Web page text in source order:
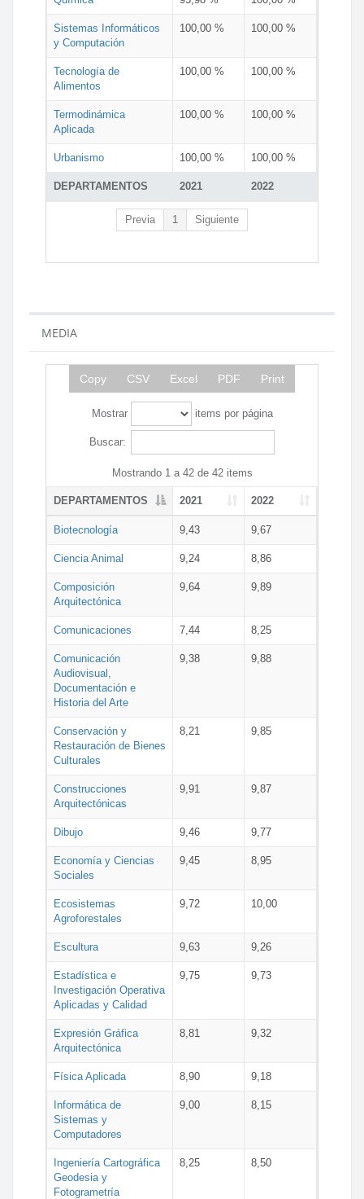
DEPARTAMENTOS 2021 2022
Sistemas Informáticos
y Computación
100,00 % 100,00 %
Tecnología de
Alimentos
100,00 % 100,00 %
Termodinámica
Aplicada
100,00 % 100,00 %
Urbanismo 100,00 % 100,00 %
Previa 1 Siguiente
MEDIA
Copy CSV Excel PDF Print
Mostrar items por página
Buscar:
Mostrando 1 a 42 de 42 items
DEPARTAMENTOS 2021 2022
Biotecnología 9,43 9,67
Ciencia Animal 9,24 8,86
Composición
Arquitectónica
9,64 9,89
Comunicaciones 7,44 8,25
Comunicación
Audiovisual,
Documentación e
Historia del Arte
9,38 9,88
Conservación y
Restauración de Bienes
Culturales
8,21 9,85
Construcciones
Arquitectónicas
9,91 9,87
Dibujo 9,46 9,77
Economía y Ciencias
Sociales
9,45 8,95
Ecosistemas
Agroforestales
9,72 10,00
Escultura 9,63 9,26
Estadística e
Investigación Operativa
Aplicadas y Calidad
9,75 9,73
Expresión Gráfica
Arquitectónica
8,81 9,32
Física Aplicada 8,90 9,18
Informática de
Sistemas y
Computadores
9,00 8,15
Ingeniería Cartográfica
Geodesia y
Fotogrametría
8,25 8,50